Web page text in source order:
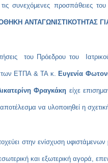
συνεχόμενες προσπάθειες του
ΑΝΤΑΓΩΝΙΣΤΙΚΟΤΗΤΑΣ
του Πρόεδρου του
ΕΤΠΑ & ΤΑ κ. Ευγενία
Φραγκάκη είχε
να υλοποιηθεί η
στην ενίσχυση
και εξωτερική αγορά,